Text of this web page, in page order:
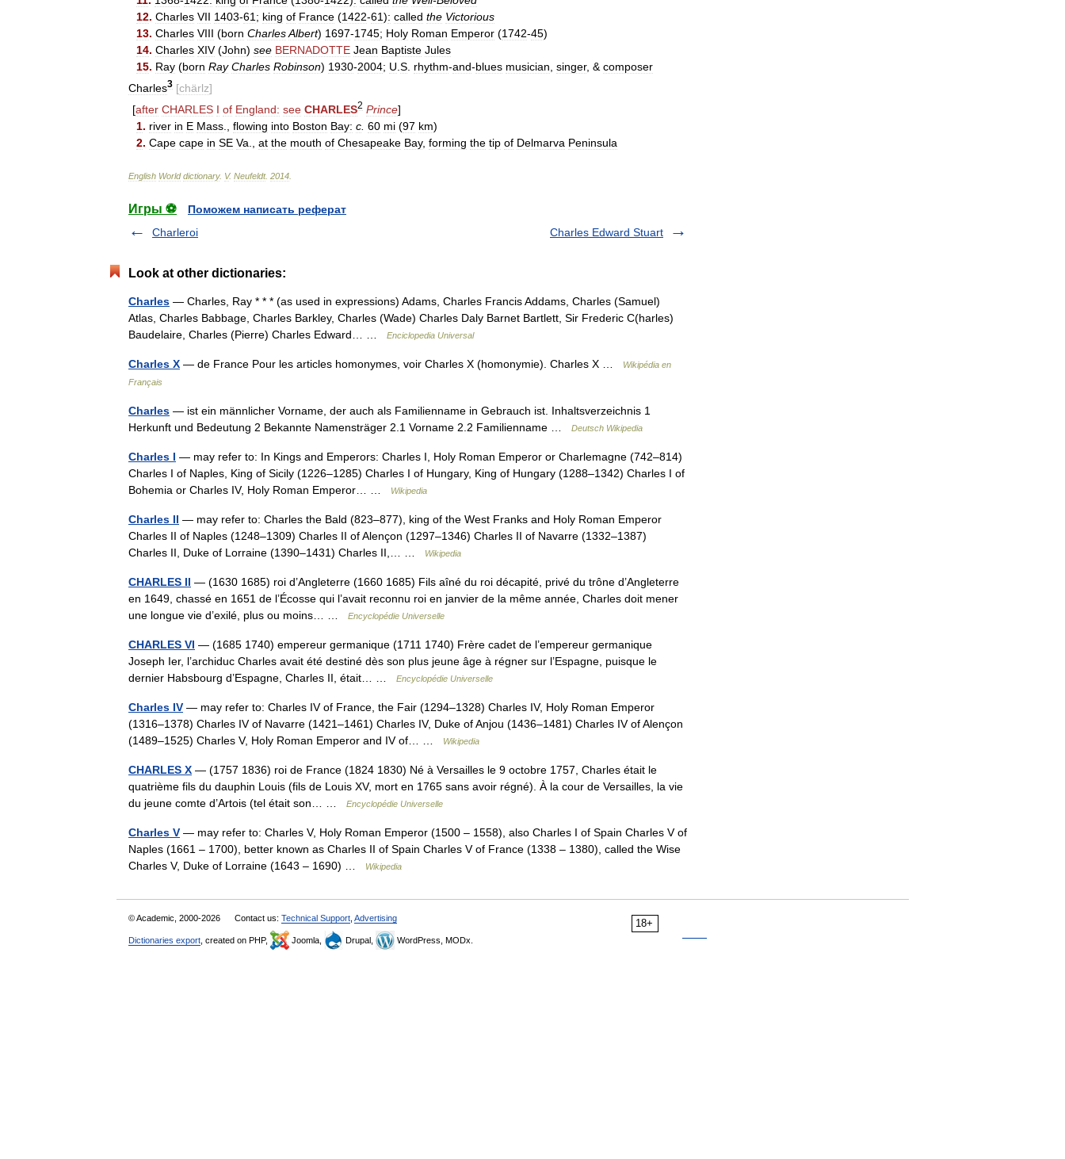
12. Charles VII 1403-61; king of France (1422-61): called the Victorious
13. Charles VIII (born CharlesAlbert) 1697-1745; Holy Roman Emperor (1742-45)
14. Charles XIV(John) see BERNADOTTE Jean Baptiste Jules
15. Ray (born Ray Charles Robinson) 1930-2004; U.S. rhythm-and-blues musician, singer, &composer
Charles3 [chärlz]
[after CHARLES I of England: see CHARLES2 Prince]
1. river in E Mass flowing into Boston Bay: c 60 mi (97 km)
2. Cape cape in SE Va at the mouth of Chesapeake Bay, forming the tip of Delmarva Peninsula
English World dictionary. V. Neufeldt. 2014
Игры ⚽
Поможем написать реферат
Charleroi
Charles Edward Stuart
Look at other dictionaries:
Charles — Charles, Ray * * * (as used in expressions) Adams, Charles Francis Addams, Charles (Samuel)
Atlas, Charles Babbage, Charles Barkley, Charles (Wade) Charles Daly Barnet Bartlett, Sir Frederic C(harles)
Baudelaire, Charles (Pierre) Charles Edward… …
Enciclopedia Universal
Charles X — de France Pour les articles homonymes, voir Charles X (homonymie). Charles X …
Wikipédia en
Français
Charles — ist ein männlicher Vorname, der auch als Familienname in Gebrauch ist. Inhaltsverzeichnis 1
Herkunft und Bedeutung 2 Bekannte Namensträger 2.1 Vorname 2.2 Familienname …
Deutsch Wikipedia
Charles I — may refer to: In Kings and Emperors: Charles I, Holy Roman Emperor or Charlemagne (742–814)
Charles I of Naples, King of Sicily (1226–1285) Charles I of Hungary, King of Hungary (1288–1342) Charles I of
Bohemia or Charles IV, Holy Roman Emperor… …
Wikipedia
Charles II — may refer to: Charles the Bald (823–877), king of the West Franks and Holy Roman Emperor
Charles II of Naples (1248–1309) Charles II of Alençon (1297–1346) Charles II of Navarre (1332–1387)
Charles II, Duke of Lorraine (1390–1431) Charles II,… …
Wikipedia
CHARLES II — (1630 1685) roi d’Angleterre (1660 1685) Fils aîné du roi décapité, privé du trône d’Angleterre
en 1649, chassé en 1651 de l’Écosse qui l’avait reconnu roi en janvier de la même année, Charles doit mener
une longue vie d’exilé, plus ou moins… …
Encyclopédie Universelle
CHARLES VI — (1685 1740) empereur germanique (1711 1740) Frère cadet de l’empereur germanique
Joseph Ier, l’archiduc Charles avait été destiné dès son plus jeune âge à régner sur l’Espagne, puisque le
dernier Habsbourg d’Espagne, Charles II, était… …
Encyclopédie Universelle
Charles IV — may refer to: Charles IV of France, the Fair (1294–1328) Charles IV, Holy Roman Emperor
(1316–1378) Charles IV of Navarre (1421–1461) Charles IV, Duke of Anjou (1436–1481) Charles IV of Alençon
(1489–1525) Charles V, Holy Roman Emperor and IV of… …
Wikipedia
CHARLES X — (1757 1836) roi de France (1824 1830) Né à Versailles le 9 octobre 1757, Charles était le
quatrième fils du dauphin Louis (fils de Louis XV, mort en 1765 sans avoir régné). À la cour de Versailles, la vie
du jeune comte d’Artois (tel était son… …
Encyclopédie Universelle
Charles V — may refer to: Charles V, Holy Roman Emperor (1500 – 1558), also Charles I of Spain Charles V of
Naples (1661 – 1700), better known as Charles II of Spain Charles V of France (1338 – 1380), called the Wise
Charles V, Duke of Lorraine (1643 – 1690) …
Wikipedia
18+
© Academic, 2000-2026 Contact us: Technical Support Advertising
Dictionaries export , created on PHP, Joomla, Drupal, WordPress, MODx.